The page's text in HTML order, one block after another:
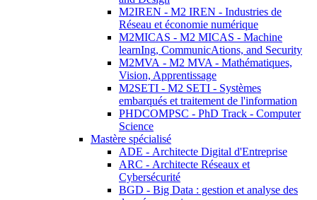
M2IREN - M2 IREN - Industries de
Réseau et économie numérique
M2MICAS - M2 MICAS - Machine
learnIng, CommunicAtions, and Security
M2MVA - M2 MVA - Mathématiques,
Vision, Apprentissage
M2SETI - M2 SETI - Systèmes
embarqués et traitement de l'information
PHDCOMPSC - PhD Track - Computer
Science
Mastère spécialisé
ADE - Architecte Digital d'Entreprise
ARC - Architecte Réseaux et
Cybersécurité
BGD - Big Data : gestion et analyse des